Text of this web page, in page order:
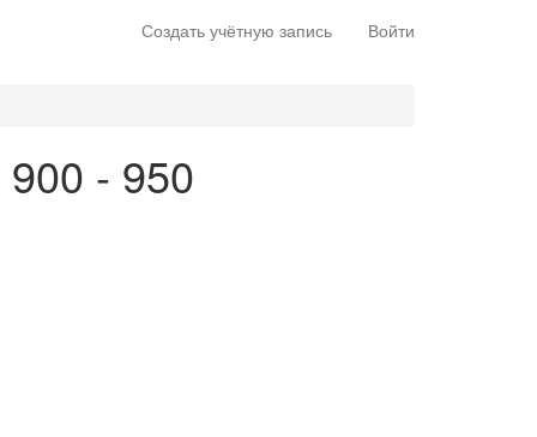
Создать учётную запись Войти
- 950